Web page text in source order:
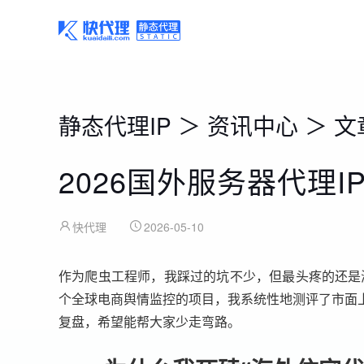
静态代理IP ＞ 资讯中心 ＞ 文
2026国外服务器代理
快代理 2026-05-10
作为爬虫工程师，我踩过的坑不少，但最头疼的还
个全球电商舆情监控的项目，我系统性地测评了市
复盘，希望能帮大家少走弯路。